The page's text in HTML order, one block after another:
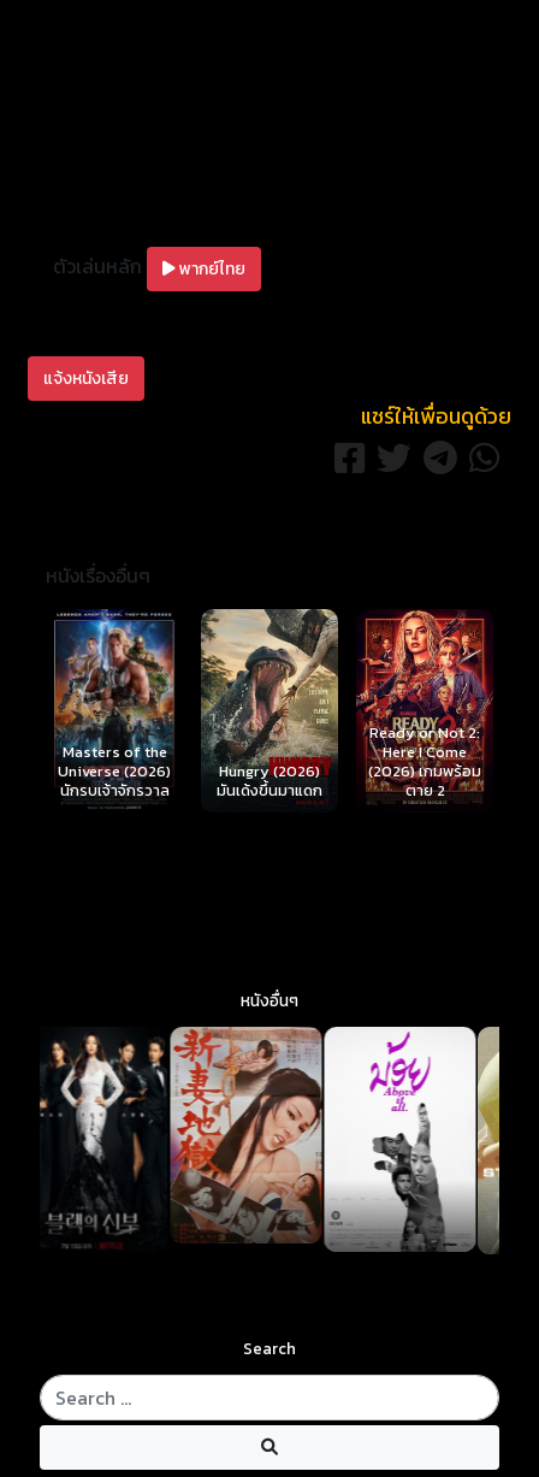
ตัวเล่นหลัก พากย์ไทย
แจ้งหนังเสีย
แชร์ให้เพื่อนดูด้วย
หนังเรื่องอื่นๆ
Masters of the
Universe (2026)
นักรบเจ้าจักรวาล
Hungry (2026)
มันเด้งขึ้นมาแดก
Ready or Not 2:
Here I Come
(2026) เกมพร้อม
ตาย 2
หนังอื่นๆ
Search